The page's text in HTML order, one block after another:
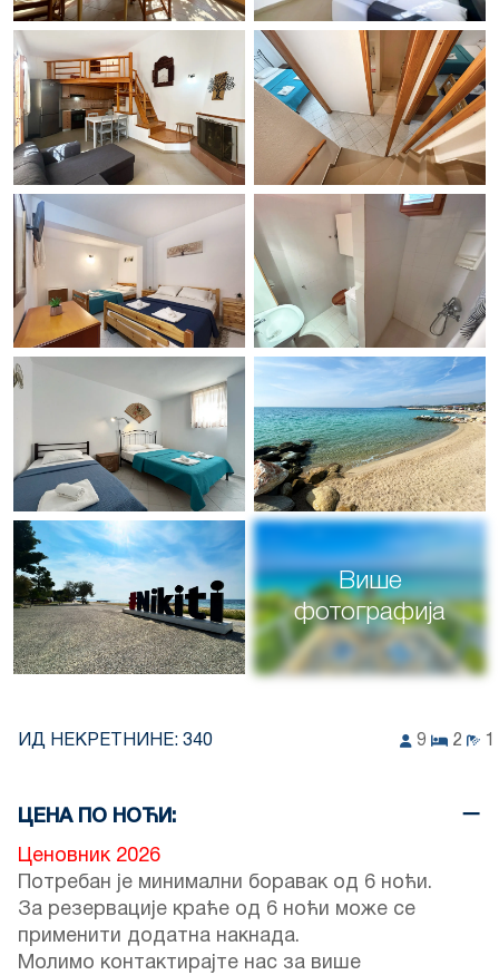
Више
фотографија
ИД НЕКРЕТНИНЕ: 340 9 2 1
ЦЕНА ПО НОЋИ:
Ценовник 2026
Потребан је минимални боравак од 6 ноћи.
За резервације краће од 6 ноћи може се
применити додатна накнада.
Молимо контактирајте нас за више